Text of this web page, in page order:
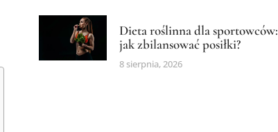
Dieta roślinna dla sportowców:
jak zbilansować posiłki?
8 sierpnia, 2026